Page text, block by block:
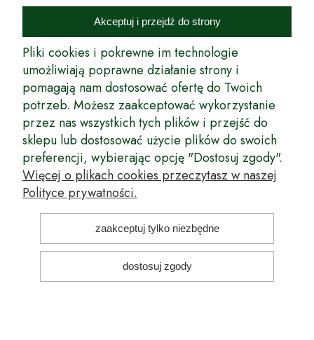
Internetowy Sklep Ogrodniczy Podkarpackie Sady to inicjatywa
podkarpackich szkółkarzy, której zamierzeniem jest wprowadzenie na
rynek wysokiej jakości drzewek owocowych, drzewek ozdobnych oraz
innych produktów pozwalających na uprawianie zarówno małych, jak
i dużych sadów oraz ogrodów.
Wspólnie stworzyliśmy dla Państwa kompleksową ofertę - wspaniałe
produkty, dary ziemi ze szkółek drzewek ozdobnych i owocowych,
których tradycje sięgają roku 1953. Drzewka produkowane są
z najwyższą starannością przez trzecie pokolenie plantatorów.
Długoletnie Doświadczenie sprawiło, że wszystkie drzewka cechuje
duża odporność na zmienne warunki atmosferyczne naszego klimatu
oraz niezwykły urodzaj. W ofercie naszego internetowego sklepu
ogrodniczego: drzewka owocowe, krzewy owocowe, drzewka
ozdobne, odmiany jabłoni, sadzonki drzew owocowych, borówka
amerykańska, róże wielkokwiatowe, odmiany czereśni, odmiany śliwek
Nasze motto brzmi: Z myślą o Twoim ogrodzie... Przekonaj się o tym
kupując drzewka w naszym sklepie!
Akceptuj i przejdź do strony
Pliki cookies i pokrewne im technologie
umożliwiają poprawne działanie strony i
pomagają nam dostosować ofertę do Twoich
potrzeb. Możesz zaakceptować wykorzystanie
przez nas wszystkich tych plików i przejść do
sklepu lub dostosować użycie plików do swoich
preferencji, wybierając opcję "Dostosuj zgody".
Więcej o plikach cookies przeczytasz w naszej
Polityce prywatności.
zaakceptuj tylko niezbędne
dostosuj zgody